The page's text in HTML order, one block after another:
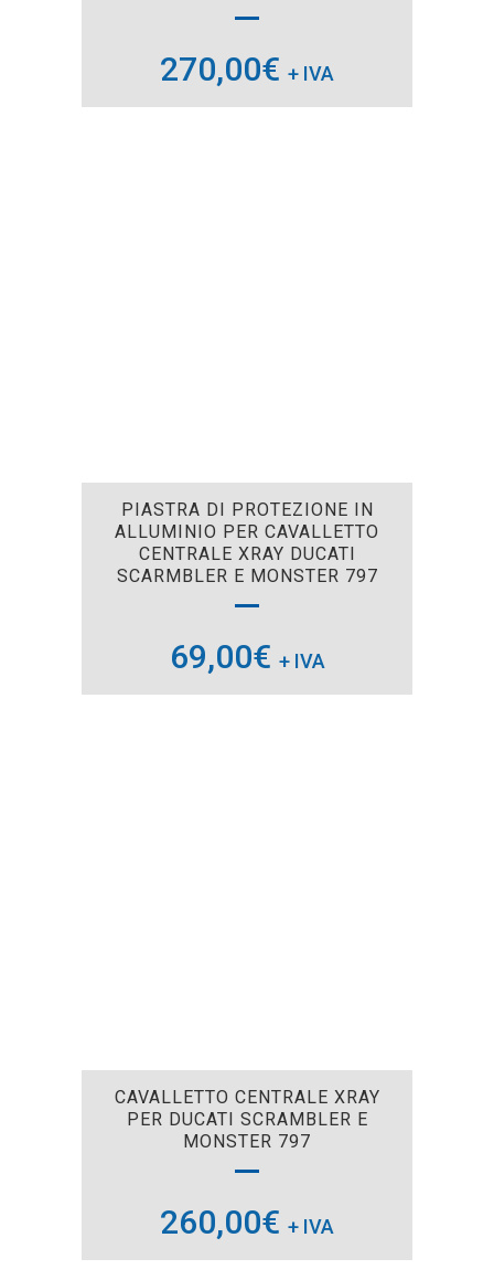
270,00€ + IVA
PIASTRA DI PROTEZIONE IN
ALLUMINIO PER CAVALLETTO
CENTRALE XRAY DUCATI
SCARMBLER E MONSTER 797
69,00€ + IVA
CAVALLETTO CENTRALE XRAY
PER DUCATI SCRAMBLER E
MONSTER 797
260,00€ + IVA